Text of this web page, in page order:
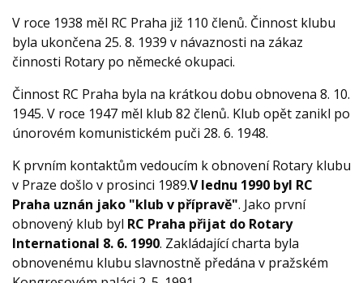
V roce 1938 měl RC Praha již 110 členů. Činnost klubu
byla ukončena 25. 8. 1939 v návaznosti na zákaz
činnosti Rotary po německé okupaci.
Činnost RC Praha byla na krátkou dobu obnovena 8. 10.
1945. V roce 1947 měl klub 82 členů. Klub opět zanikl po
únorovém komunistickém puči 28. 6. 1948.
K prvním kontaktům vedoucím k obnovení Rotary klubu
v Praze došlo v prosinci 1989.V lednu 1990 byl RC
Praha uznán jako "klub v přípravě". Jako první
obnovený klub byl RC Praha přijat do Rotary
International 8. 6. 1990. Zakládající charta byla
obnovenému klubu slavnostně předána v pražském